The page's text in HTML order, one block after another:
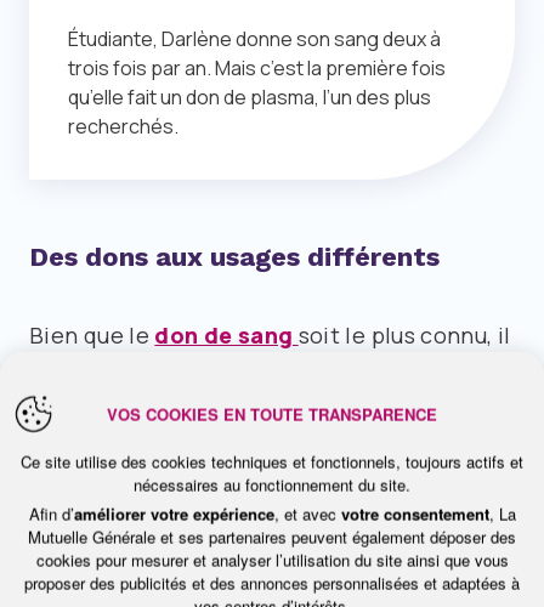
Étudiante, Darlène donne son sang deux à
trois fois par an. Mais c’est la première fois
qu’elle fait un don de plasma, l’un des plus
recherchés.
Des dons aux usages différents
Bien que le don de sang soit le plus connu, il
cellules qui arrêtent les hémorragies, est
crucial pour les patients atteints de
maladies du sang qui subissent des
traitements lourds comme une
chimiothérapieou uneradiothérapie. « C’est
VOS COOKIES EN TOUTE TRANSPARENCE
Ce site utilise des cookies techniques et fonctionnels, toujours actifs et
nécessaires au fonctionnement du site.
Afin d’améliorer votre expérience, et avec votre consentement, La
Mutuelle Générale et ses partenaires peuvent également déposer des
cookies pour mesurer et analyser l’utilisation du site ainsi que vous
proposer des publicités et des annonces personnalisées et adaptées à